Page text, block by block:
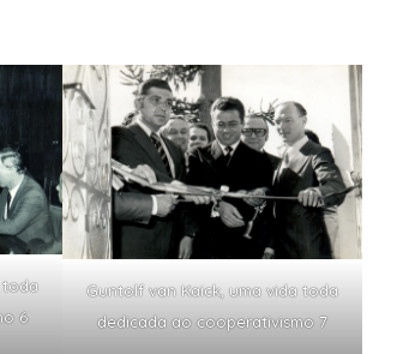
toda
6
Guntolf van Kaick, uma vida toda
dedicada ao cooperativismo 7